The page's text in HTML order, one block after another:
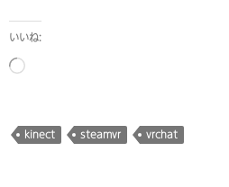
いいね:
読
み
kinect steamvr vrchat